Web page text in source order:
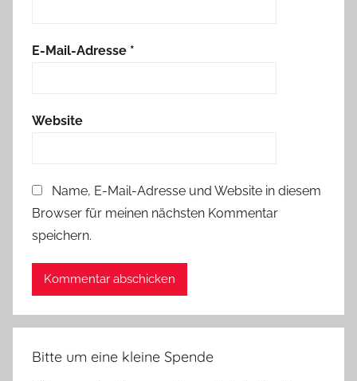
E-Mail-Adresse *
Website
Name, E-Mail-Adresse und Website in diesem
Browser für meinen nächsten Kommentar
speichern.
Bitte um eine kleine Spende